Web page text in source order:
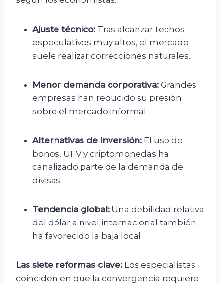
Ajuste técnico: Tras alcanzar techos
especulativos muy altos, el mercado
suele realizar correcciones naturales.
Menor demanda corporativa: Grandes
empresas han reducido su presión
sobre el mercado informal.
Alternativas de inversión: El uso de
bonos, UFV y criptomonedas ha
canalizado parte de la demanda de
divisas.
Tendencia global: Una debilidad relativa
del dólar a nivel internacional también
ha favorecido la baja local
Las siete reformas clave: Los especialistas
coinciden en que la convergencia requiere